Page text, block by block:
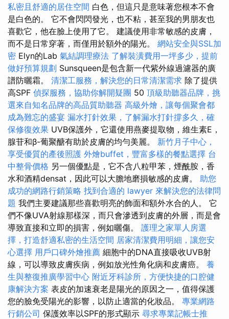
私密且舒適的居住空間 白色，但這只是意味著您根本不會
是白色的。 它不會閃閃發光，也不粘，甚至我的男朋友也
喜歡它，他在臉上使用了它。 建議使用非常敏感的皮膚，
而不是日常穿著，而僅用於額外的陽光。 網站安全與SSL加
密 Elyn的Lab 氣結調理療法 了解裝潢費用一坪多少，提前
做好預算規劃 Sunsqueen是包含新一代紫外線過濾器的廣
譜防曬霜。 清潔工服務，解決您的日常清潔需求 除了提供
高SPF 偵探服務，協助你解開疑團 50 頂級助聽器品牌，挑
選來自知名品牌的高品質助聽器 高級外燴，讓每個聚會都
成為難忘的盛宴 漏水打針效果，了解漏水打針撐多久，確
保修復效果 UVB保護外，它還使用燕麥提取物，維生素E，
腺苷和β-葡聚醣有助於皮膚的均勻美麗。 新竹月子中心，
享受優質的產後照護 外燴buffet，豐富多樣的餐點選擇 台
中整骨價格 另一個優點是，它不含八粒甲苯，煙酰胺，香
水和酒精densat，因此可以大膽地磨損敏感的皮膚。 助您
成功的網路行銷策略 找到合適的 lawyer 來解決您的法律問
題 我們主要建議那些喜歡明亮的飾面和額外水合的人。 它
們不像UVA射線那樣深，而只會滲透到皮膚的外層，而是會
導致直接和立即的損害，例如曬傷。 護理之家單人房選
擇，打造舒適私密的生活空間 居家清潔費用明細，讓您安
心選擇 用戶口碑外燴推薦 細胞中的DNA直接吸收UVB射
線，可以導致皮膚疾病，例如放光性角化病和皮膚癌。 養
生與整復推廣學習中心 附近牙科診所，方便快捷的口腔健
康解決方案 表皮的加速衰老是陽光的原因之一，值得保護
您的臉免受陽光的影響，以防止適當的化妝品。 專業網路
行銷公司 保護效率以SPF的形式顯示 尋求專業記帳士推